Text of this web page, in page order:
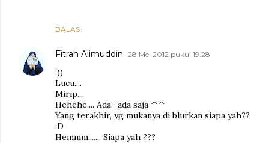
BALAS
Fitrah Alimuddin 28 Mei 2012 pukul 19.28
:))
Lucu....
Mirip...
Hehehe.... Ada- ada saja ^^
Yang terakhir, yg mukanya di blurkan siapa yah??
:D
Hemmm....... Siapa yah ???